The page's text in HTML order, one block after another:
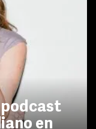
podcast
en